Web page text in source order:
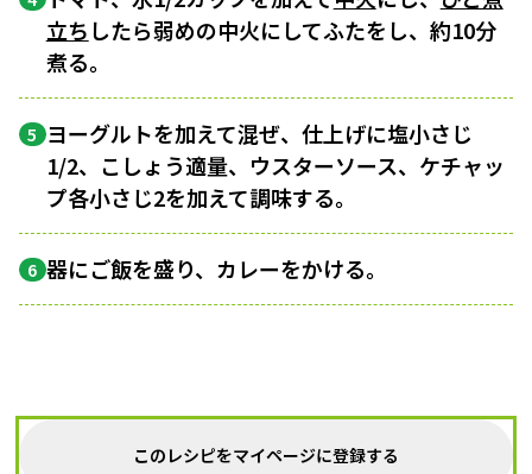
立ち したら弱めの中火にしてふたをし、約10分
煮る。
5 ヨーグルトを加えて混ぜ、仕上げに塩小さじ
1/2、こしょう適量、ウスターソース、ケチャッ
プ各小さじ2を加えて調味する。
6 器にご飯を盛り、カレーをかける。
このレシピをマイページに登録する